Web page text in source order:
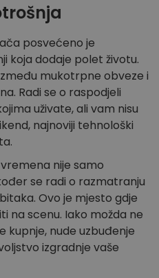
posvećeno je
koja dodaje polet životu.
mukotrpne obveze i
Radi se o raspodjeli
uživate, ali vam nisu
najnoviji tehnološki
nije samo
se radi o razmatranju
Ovo je mjesto gdje
na scenu. Iako možda ne
kupnje, nude uzbuđenje
izgradnje vaše